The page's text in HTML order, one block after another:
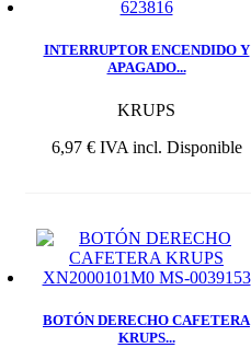
INTERRUPTOR ENCENDIDO Y
APAGADO...
KRUPS
6,97 € IVA incl. Disponible
BOTÓN DERECHO CAFETERA
KRUPS...